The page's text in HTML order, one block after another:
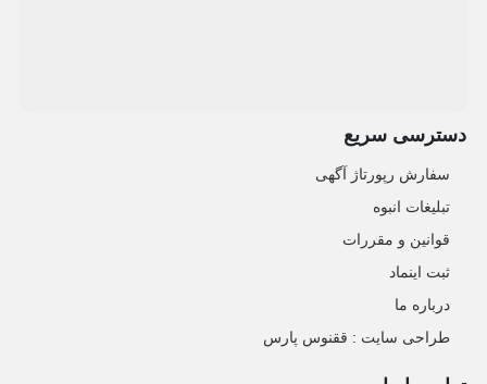
دسترسی سریع
سفارش رپورتاژ آگهی
تبلیغات انبوه
قوانین و مقررات
ثبت اینماد
درباره ما
طراحی سایت : ققنوس پارس